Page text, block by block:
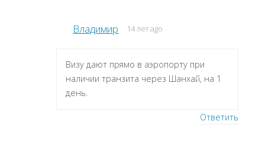
Владимир 14 лет ago
Визу дают прямо в аэропорту при
наличии транзита через Шанхай, на 1
день.
Ответить